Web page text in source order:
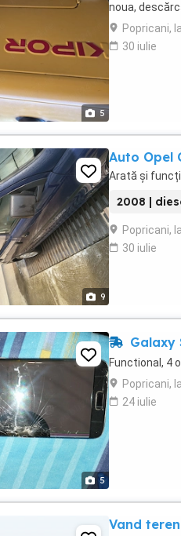
5
noua,
Popricani,
30 iulie
9
Auto Opel
Arată și
2008 |
Popricani,
30 iulie
5
Galaxy
Functional, 4
Popricani,
24 iulie
Vand